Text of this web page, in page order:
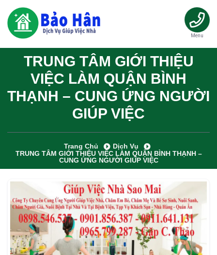
Menu
TRUNG TÂM GIỚI THIỆU
VIỆC LÀM QUẬN BÌNH
THẠNH – CUNG ỨNG NGƯỜI
GIÚP VIỆC
Trang Chủ
Dịch Vụ
TRUNG TÂM GIỚI THIỆU VIỆC LÀM QUẬN BÌNH THẠNH –
CUNG ỨNG NGƯỜI GIÚP VIỆC